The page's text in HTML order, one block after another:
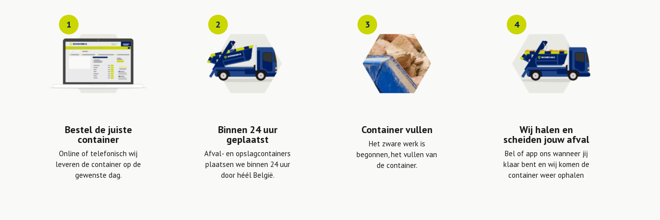
1
Bestel de juiste
container
Online of telefonisch wij
leveren de container op de
gewenste dag.
2
Binnen 24 uur
geplaatst
Afval- en opslagcontainers
plaatsen we binnen 24 uur
door héél België.
3
Container vullen
Het zware werk is
begonnen, het vullen van
de container.
4
Wij halen en
scheiden jouw afval
Bel of app ons wanneer jij
klaar bent en wij komen de
container weer ophalen